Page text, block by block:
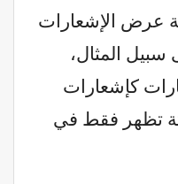
عرض الإشعارات
المثال،
كإشعارات
تظهر فقط في